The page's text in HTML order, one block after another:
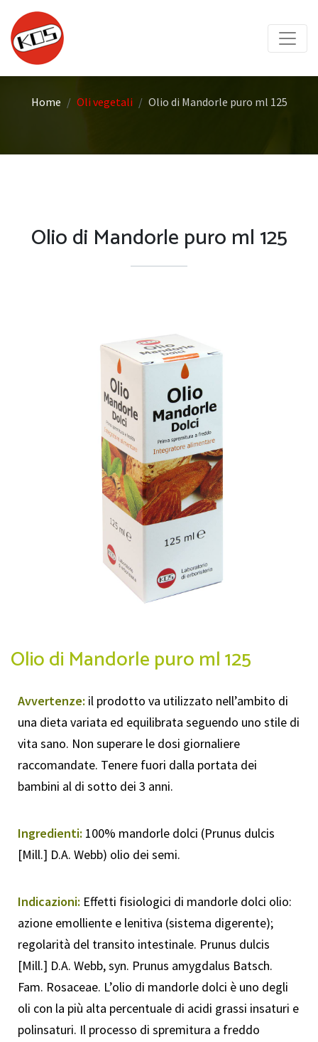
Home Oli vegetali Olio di Mandorle puro ml 125
Olio di Mandorle puro ml 125
Olio di Mandorle puro ml 125
Avvertenze: il prodotto va utilizzato nell’ambito di
una dieta variata ed equilibrata seguendo uno stile di
vita sano. Non superare le dosi giornaliere
raccomandate. Tenere fuori dalla portata dei
bambini al di sotto dei 3 anni.
Ingredienti: 100% mandorle dolci (Prunus dulcis
[Mill.] D.A. Webb) olio dei semi.
Indicazioni: Effetti fisiologici di mandorle dolci olio:
azione emolliente e lenitiva (sistema digerente);
regolarità del transito intestinale. Prunus dulcis
[Mill.] D.A. Webb, syn. Prunus amygdalus Batsch.
Fam. Rosaceae. L’olio di mandorle dolci è uno degli
oli con la più alta percentuale di acidi grassi insaturi e
polinsaturi. Il processo di spremitura a freddo